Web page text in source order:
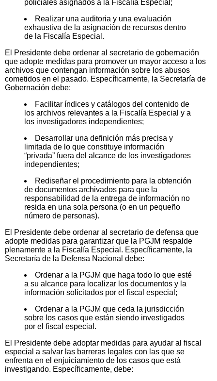
policiales asignados a la Fiscalía Especial;
Realizar una auditoria y una evaluación
exhaustiva de la asignación de recursos dentro
de la Fiscalía Especial.
El Presidente debe ordenar al secretario de gobernación
que adopte medidas para promover un mayor acceso a los
archivos que contengan información sobre los abusos
cometidos en el pasado. Específicamente, la Secretaría de
Gobernación debe:
Facilitar índices y catálogos del contenido de
los archivos relevantes a la Fiscalía Especial y a
los investigadores independientes;
Desarrollar una definición más precisa y
limitada de lo que constituye información
“privada” fuera del alcance de los investigadores
independientes;
Rediseñar el procedimiento para la obtención
de documentos archivados para que la
responsabilidad de la entrega de información no
resida en una sola persona (o en un pequeño
número de personas).
El Presidente debe ordenar al secretario de defensa que
adopte medidas para garantizar que la PGJM respalde
plenamente a la Fiscalía Especial. Específicamente, la
Secretaría de la Defensa Nacional debe:
Ordenar a la PGJM que haga todo lo que esté
a su alcance para localizar los documentos y la
información solicitados por el fiscal especial;
Ordenar a la PGJM que ceda la jurisdicción
sobre los casos que están siendo investigados
por el fiscal especial.
El Presidente debe adoptar medidas para ayudar al fiscal
especial a salvar las barreras legales con las que se
enfrenta en el enjuiciamiento de los casos que está
investigando. Específicamente, debe: